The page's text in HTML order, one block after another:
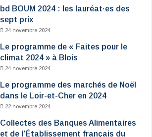
bd BOUM 2024 : les lauréat·es des
sept prix
24 novembre 2024
Le programme de « Faites pour le
climat 2024 » à Blois
24 novembre 2024
Le programme des marchés de Noël
dans le Loir-et-Cher en 2024
22 novembre 2024
Collectes des Banques Alimentaires
et de l’Établissement français du